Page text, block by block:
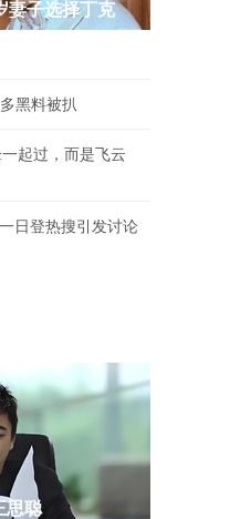
妻子选择丁克
黑料被扒
起过，而是飞云
日登热搜引发讨论
思聪